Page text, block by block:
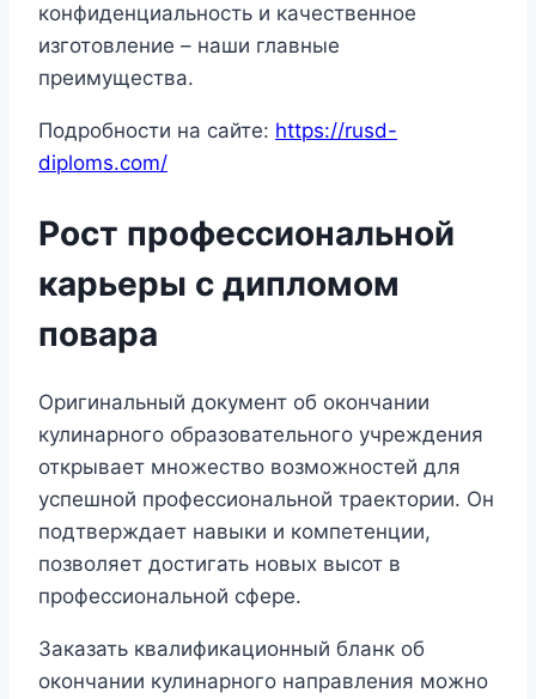
конфиденциальность и качественное
изготовление – наши главные
преимущества.
Подробности на сайте: https://rusd-
diploms.com/
Рост профессиональной
карьеры с дипломом
повара
Оригинальный документ об окончании
кулинарного образовательного учреждения
открывает множество возможностей для
успешной профессиональной траектории. Он
подтверждает навыки и компетенции,
позволяет достигать новых высот в
профессиональной сфере.
Заказать квалификационный бланк об
окончании кулинарного направления можно